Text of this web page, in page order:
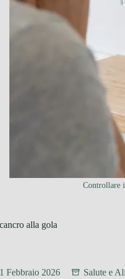
Controllare
alla gola
1 Febbraio 2026 Salute e